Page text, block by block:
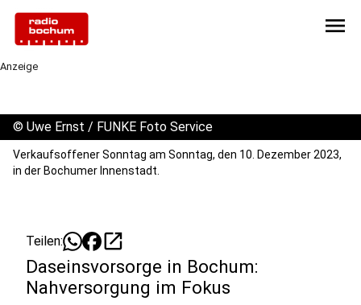
menu
Anzeige
© Uwe Ernst / FUNKE Foto Service
Verkaufsoffener Sonntag am Sonntag, den 10. Dezember 2023,
in der Bochumer Innenstadt.
Teilen: open_in_new
Daseinsvorsorge in Bochum:
Nahversorgung im Fokus